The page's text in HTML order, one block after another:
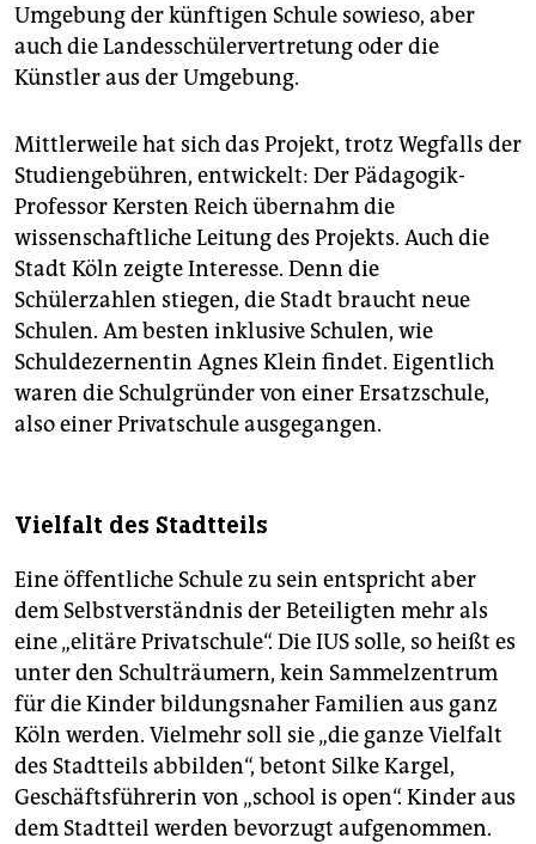
Umgebung der künftigen Schule sowieso, aber
auch die Landesschülervertretung oder die
Künstler aus der Umgebung.
Mittlerweile hat sich das Projekt, trotz Wegfalls der
Studiengebühren, entwickelt: Der Pädagogik-
Professor Kersten Reich übernahm die
wissenschaftliche Leitung des Projekts. Auch die
Stadt Köln zeigte Interesse. Denn die
Schülerzahlen stiegen, die Stadt braucht neue
Schulen. Am besten inklusive Schulen, wie
Schuldezernentin Agnes Klein findet. Eigentlich
waren die Schulgründer von einer Ersatzschule,
also einer Privatschule ausgegangen.
Vielfalt des Stadtteils
Eine öffentliche Schule zu sein entspricht aber
dem Selbstverständnis der Beteiligten mehr als
eine „elitäre Privatschule“. Die IUS solle, so heißt es
unter den Schulträumern, kein Sammelzentrum
für die Kinder bildungsnaher Familien aus ganz
Köln werden. Vielmehr soll sie „die ganze Vielfalt
des Stadtteils abbilden“, betont Silke Kargel,
Geschäftsführerin von „school is open“. Kinder aus
dem Stadtteil werden bevorzugt aufgenommen.